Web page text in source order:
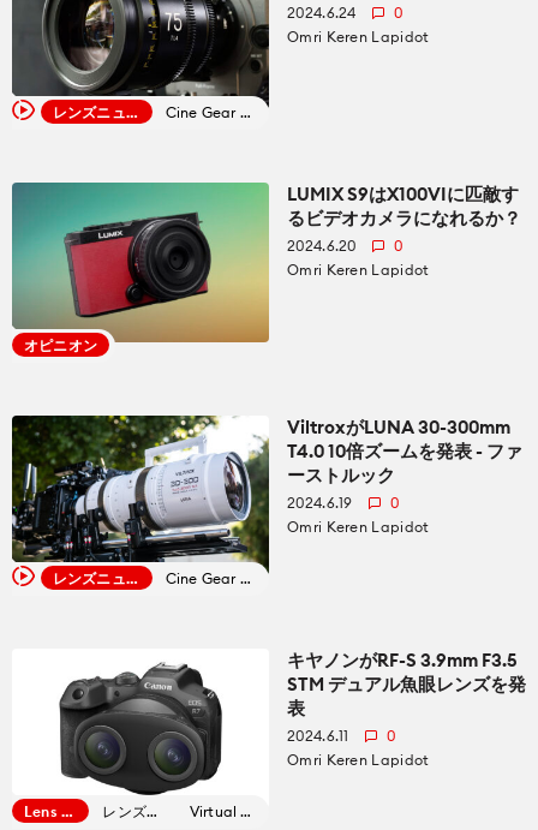
レンズニュース Cine Gear 2024
2024.6.24
0
Omri Keren Lapidot
オピニオン
LUMIX S9はX100VIに匹敵す
るビデオカメラになれるか？
2024.6.20
0
Omri Keren Lapidot
レンズニュース Cine Gear 2024
ViltroxがLUNA 30-300mm
T4.0 10倍ズームを発表 - ファ
ーストルック
2024.6.19
0
Omri Keren Lapidot
Lens News レンズニュース Virtual Reality
キヤノンがRF-S 3.9mm F3.5
STM デュアル魚眼レンズを発
表
2024.6.11
0
Omri Keren Lapidot